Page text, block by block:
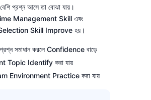
প্রশ্ন আসে তা বোঝা যায়।
Management Skill এবং
Skill Improve হয়।
সমাধান করলে Confidence বাড়ে
Topic Identify করা যায়
Environment Practice করা যায়